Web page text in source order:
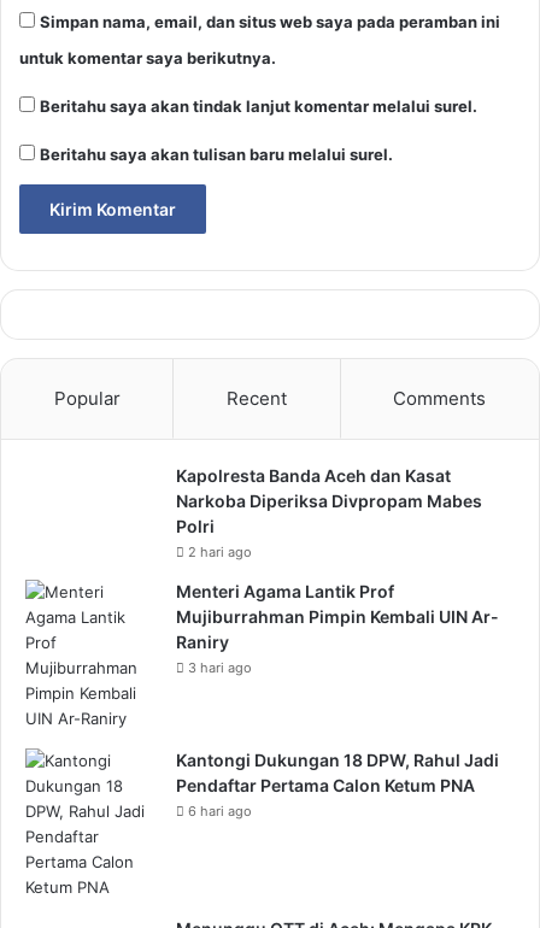
Simpan nama, email, dan situs web saya pada peramban ini
untuk komentar saya berikutnya.
Beritahu saya akan tindak lanjut komentar melalui surel.
Beritahu saya akan tulisan baru melalui surel.
Popular Recent Comments
Kapolresta Banda Aceh dan Kasat
Narkoba Diperiksa Divpropam Mabes
Polri
2 hari ago
Menteri Agama Lantik Prof
Mujiburrahman Pimpin Kembali UIN Ar-
Raniry
3 hari ago
Kantongi Dukungan 18 DPW, Rahul Jadi
Pendaftar Pertama Calon Ketum PNA
6 hari ago